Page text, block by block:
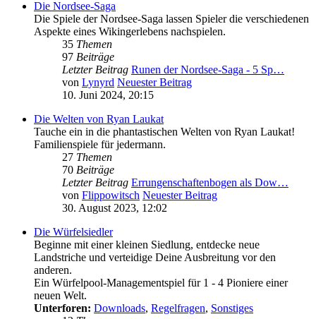
Die Nordsee-Saga
Die Spiele der Nordsee-Saga lassen Spieler die verschiedenen
Aspekte eines Wikingerlebens nachspielen.
35 Themen
97 Beiträge
Letzter Beitrag Runen der Nordsee-Saga - 5 Sp…
von Lynyrd Neuester Beitrag
10. Juni 2024, 20:15
Die Welten von Ryan Laukat
Tauche ein in die phantastischen Welten von Ryan Laukat!
Familienspiele für jedermann.
27 Themen
70 Beiträge
Letzter Beitrag Errungenschaftenbogen als Dow…
von Flippowitsch Neuester Beitrag
30. August 2023, 12:02
Die Würfelsiedler
Beginne mit einer kleinen Siedlung, entdecke neue
Landstriche und verteidige Deine Ausbreitung vor den
anderen.
Ein Würfelpool-Managementspiel für 1 - 4 Pioniere einer
neuen Welt.
Unterforen: Downloads, Regelfragen, Sonstiges